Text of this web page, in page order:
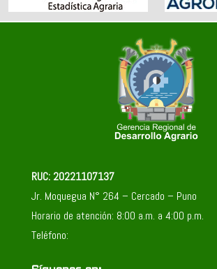
RUC: 20221107137
Jr. Moquegua N° 264 – Cercado – Puno
Horario de atención: 8:00 a.m. a 4:00 p.m.
Teléfono: